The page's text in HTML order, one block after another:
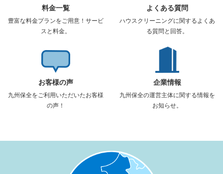
料金一覧
豊富な料金プランをご用意！サービ
スと料金。
よくある質問
ハウスクリーニングに関するよくあ
る質問と回答。
お客様の声
九州保全をご利用いただいたお客様
の声！
企業情報
九州保全の運営主体に関する情報を
お知らせ。